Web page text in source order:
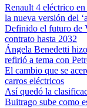
Renault 4 eléctrico
la nueva versión del
Definido el futuro de
contrato hasta 2032
Ángela Benedetti
refirió a tema con
El cambio que se
carros eléctricos
Así quedó la
Buitrago sube como